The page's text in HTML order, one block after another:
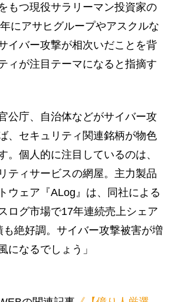
もつ現役サラリーマン投資家の
にアサヒグループやアスクルな
イバー攻撃が相次いだことを背
ィが注目テーマになると指摘す
公庁、自治体などがサイバー攻
、セキュリティ関連銘柄が物色
。個人的に注目しているのは、
ティサービスの網屋。主力製品
ウェア『ALog』は、同社による
ログ市場で17年連続売上シェア
絶好調。サイバー攻撃被害が増
になるでしょう」